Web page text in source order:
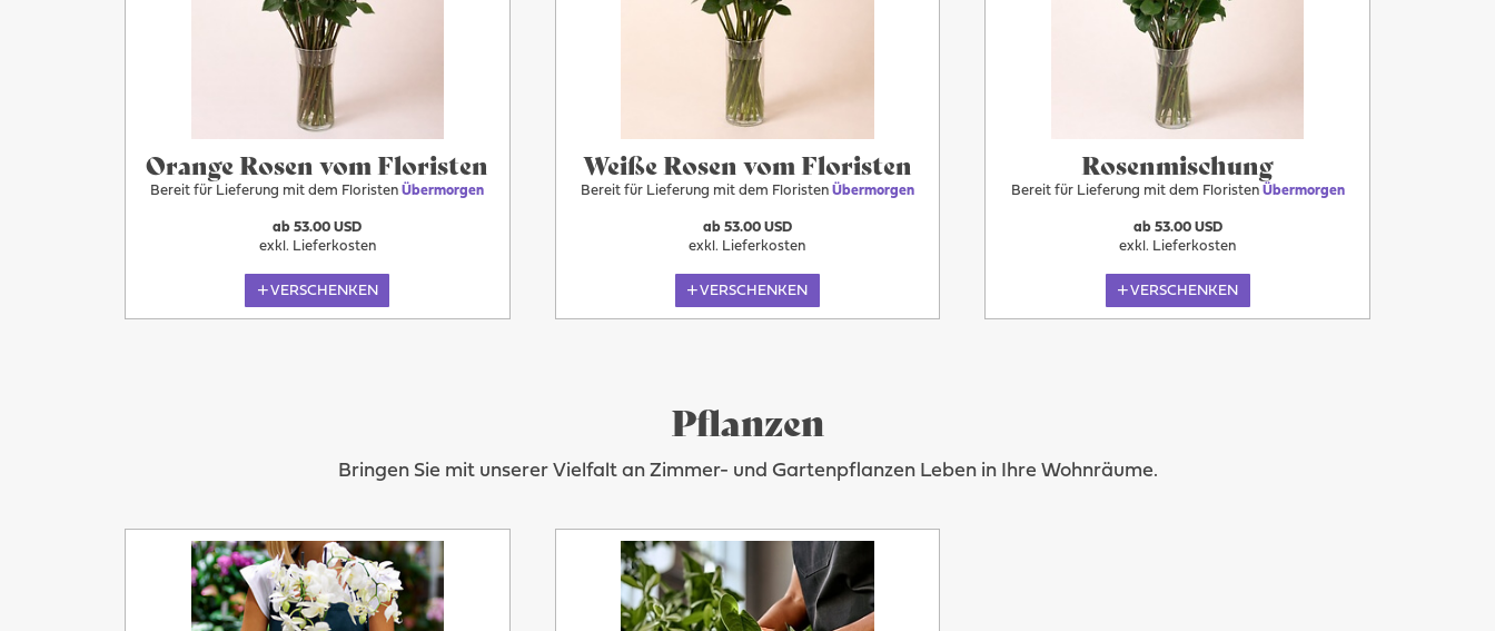
Orange Rosen vom Floristen
Bereit für Lieferung mit dem FloristenÜbermorgen
Übermorgen
ab 53.00 USD
exkl. Lieferkosten
VERSCHENKEN
Weiße Rosen vom Floristen
Bereit für Lieferung mit dem Floristen Übermorgen
Übermorgen
ab 53.00 USD
exkl. Lieferkosten
VERSCHENKEN
Rosenmischung
Bereit für Lieferung mit dem Floristen Übermorgen
ab 53.00 USD
exkl. Lieferkosten
VERSCHENKEN
Pflanzen
Bringen Sie mit unserer Vielfalt an Zimmer- und Gartenpflanzen Leben in Ihre Wohnräume.